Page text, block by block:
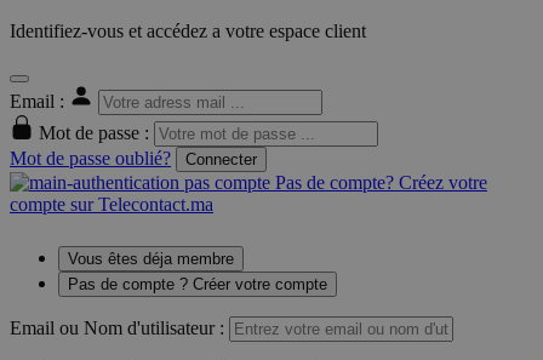
Identifiez-vous et accédez a votre espace client
Email :
Mot de passe :
Mot de passe oublié?
Connecter
Pas de compte? Créez votre
compte sur Telecontact.ma
Vous êtes déja membre
Pas de compte ? Créer votre compte
Email ou Nom d'utilisateur :